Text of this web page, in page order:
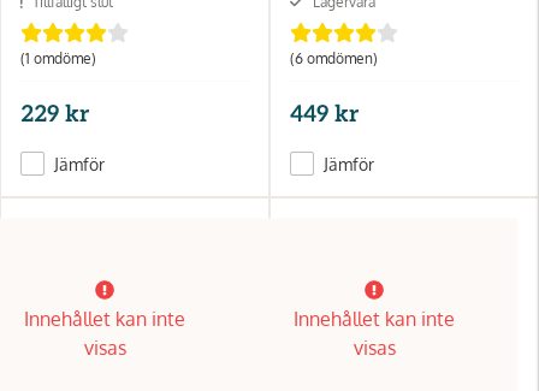
(1 omdöme)
229 kr
Jämför
(6 omdömen)
449 kr
Jämför
Innehållet kan inte
visas
Innehållet kan inte
visas